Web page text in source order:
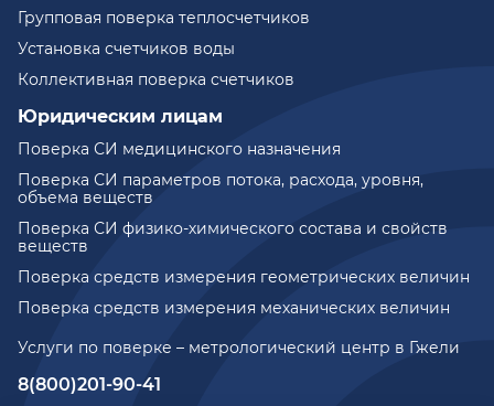
Услуги по поверке – метрологический центр в Гжели
8(800)201-90-41
Групповая поверка теплосчетчиков
Установка счетчиков воды
Коллективная поверка счетчиков
Юридическим лицам
Поверка СИ медицинского назначения
Поверка СИ параметров потока, расхода, уровня,
объема веществ
Поверка СИ физико-химического состава и свойств
веществ
Поверка средств измерения геометрических величин
Поверка средств измерения механических величин